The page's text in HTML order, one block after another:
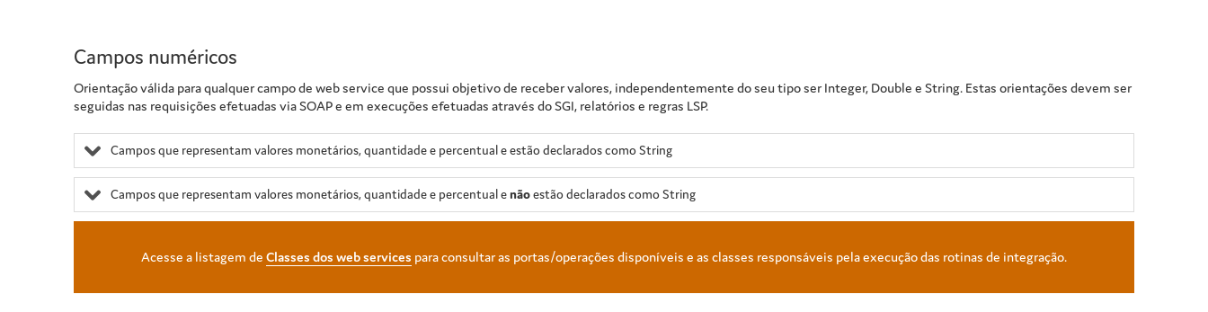
Campos numéricos
Orientação válida para qualquer campo de web service que possui objetivo de receber valores, independentemente do seu tipo ser Integer, Double e String. Estas orientações devem ser
seguidas nas requisições efetuadas via SOAP e em execuções efetuadas através do SGI, relatórios e regras LSP.
Campos que representam valores monetários, quantidade e percentual e estão declarados como String
Campos que representam valores monetários, quantidade e percentual e nãoestão declarados como String
Acesse a listagem de Classes dos web services para consultar as portas/operações disponíveis e as classes responsáveis pela execução das rotinas de integração.